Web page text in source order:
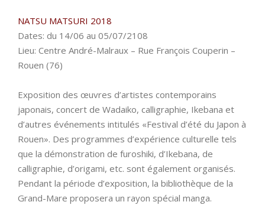
NATSU MATSURI 2018
Dates: du 14/06 au 05/07/2108
Lieu: Centre André-Malraux – Rue François Couperin –
Rouen (76)
Exposition des œuvres d’artistes contemporains
japonais, concert de Wadaiko, calligraphie, Ikebana et
d’autres événements intitulés «Festival d’été du Japon à
Rouen». Des programmes d’expérience culturelle tels
que la démonstration de furoshiki, d’Ikebana, de
calligraphie, d’origami, etc. sont également organisés.
Pendant la période d’exposition, la bibliothèque de la
Grand-Mare proposera un rayon spécial manga.